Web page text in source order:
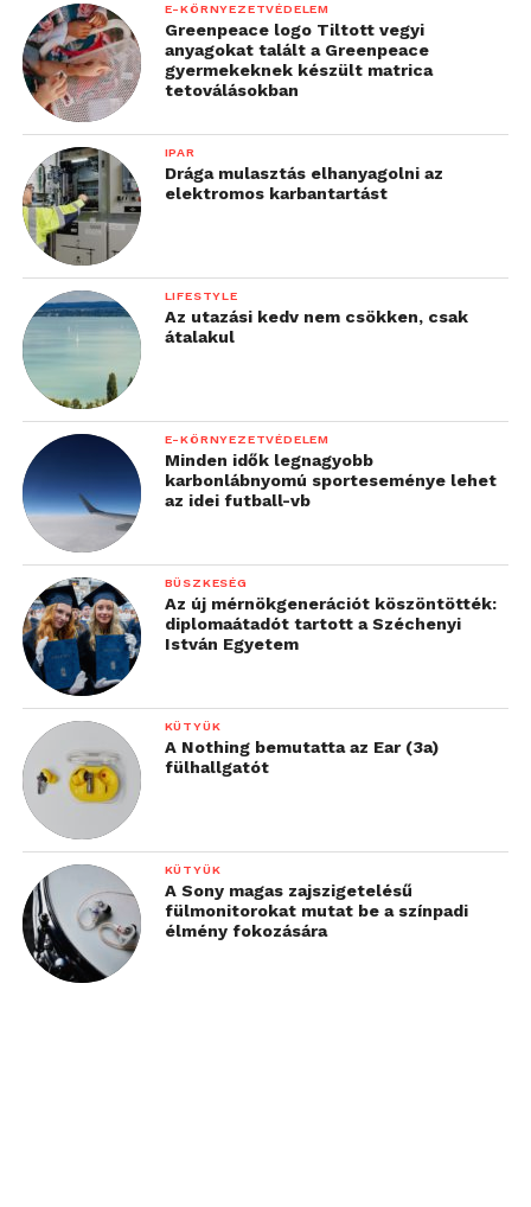
További friss híreket talál a Technokratafőoldalán!
Csatlakozzon hozzánk aFacebookonis!
E-KÖRNYEZETVÉDELEM
Greenpeace logo Tiltott vegyi
anyagokat talált a Greenpeace
gyermekeknek készült matrica
tetoválásokban
IPAR
Drága mulasztás elhanyagolni az
elektromos karbantartást
LIFESTYLE
Az utazási kedv nem csökken, csak
átalakul
E-KÖRNYEZETVÉDELEM
Minden idők legnagyobb
karbonlábnyomú sporteseménye lehet
az idei futball-vb
BÜSZKESÉG
Az új mérnökgenerációt köszöntötték:
diplomaátadót tartott a Széchenyi
István Egyetem
KÜTYÜK
A Nothing bemutatta az Ear (3a)
fülhallgatót
KÜTYÜK
A Sony magas zajszigetelésű
fülmonitorokat mutat be a színpadi
élmény fokozására